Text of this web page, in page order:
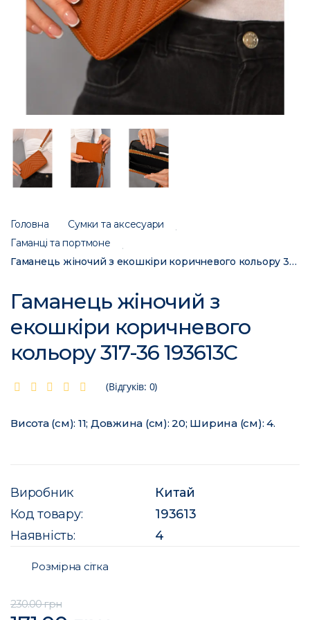
Головна
Сумки та аксесуари
Гаманці та портмоне
Гаманець жіночий з екошкіри коричневого кольору 317-36 193613C
Гаманець жіночий з
екошкіри коричневого
кольору 317-36 193613C
(Відгуків: 0)
Висота (см): 11; Довжина (см): 20; Ширина (см): 4.
Виробник
Китай
Код товару:
193613
Наявність:
4
Розмірна сітка
230.00 грн